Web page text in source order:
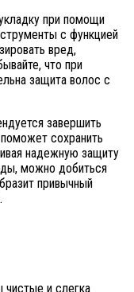
при помощи
с функцией
вред,
что при
защита волос с
завершить
сохранить
надежную защиту
можно добиться
привычный
чистые и слегка